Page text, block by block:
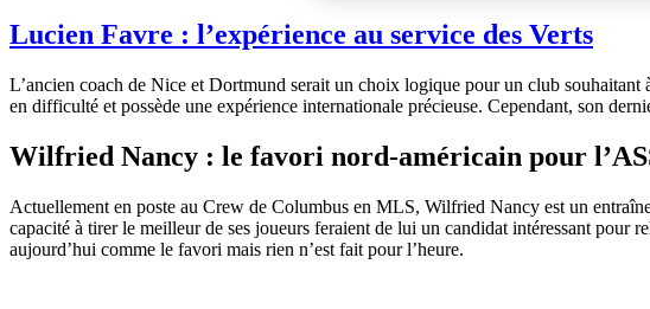
Lucien Favre : l’expérience au service des Verts
L’ancien coach de Nice et Dortmund serait un choix logique pour un club
en difficulté et possède une expérience internationale précieuse. Cependant, son
Wilfried Nancy : le favori nord-américain pour
Actuellement en poste au Crew de Columbus en MLS, Wilfried Nancy est un
capacité à tirer le meilleur de ses joueurs feraient de lui un candidat intéressant pour
aujourd’hui comme le favori mais rien n’est fait pour l’heure.